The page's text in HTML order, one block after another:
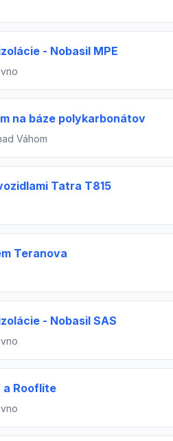
- Nobasil MPE
na báze polykarbonátov
Váhom
Tatra T815
Teranova
- Nobasil SAS
a Rooflite